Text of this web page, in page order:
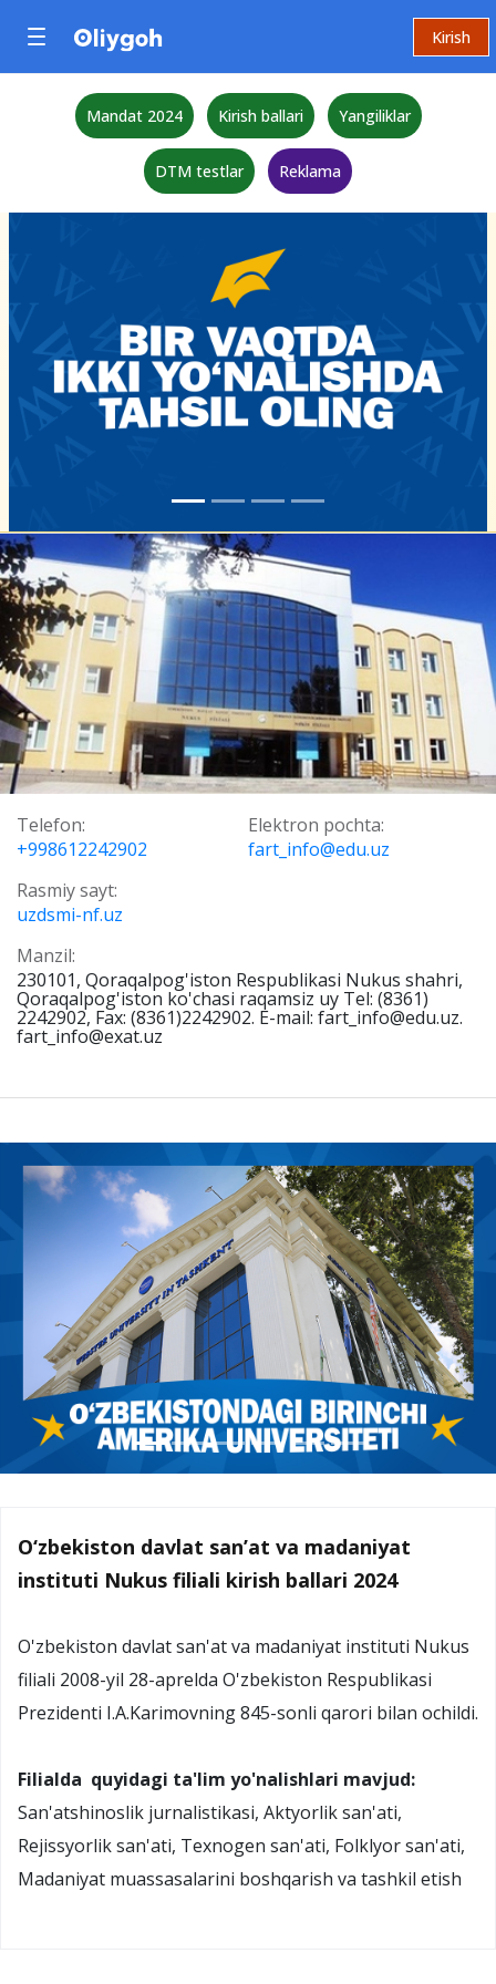
Kirish
Mandat 2024 Kirish ballari Yangiliklar
DTM testlar Reklama
Telefon:
+998612242902
Elektron pochta:
fart_info@edu.uz
Rasmiy sayt:
uzdsmi-nf.uz
Manzil:
230101, Qoraqalpog'iston Respublikasi Nukus shahri,
Qoraqalpog'iston ko'chasi raqamsiz uy Tel: (8361)
2242902, Fax: (8361)2242902. E-mail: fart_info@edu.uz.
fart_info@exat.uz
O‘zbekiston davlat san’at va madaniyat
instituti Nukus filiali kirish ballari 2024
O'zbekiston davlat san'at va madaniyat instituti Nukus
filiali 2008-yil 28-aprelda O'zbekiston Respublikasi
Prezidenti I.A.Karimovning 845-sonli qarori bilan ochildi.
Filialda quyidagi ta'lim yo'nalishlari mavjud:
San'atshinoslik jurnalistikasi, Aktyorlik san'ati,
Rejissyorlik san'ati, Texnogen san'ati, Folklyor san'ati,
Madaniyat muassasalarini boshqarish va tashkil etish